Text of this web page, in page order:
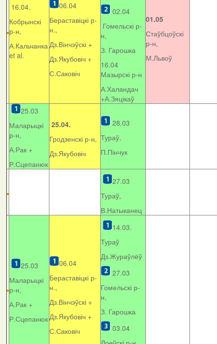
16.04.
Кобрынскі
р-н,
А.Кальчанка
et al.
06.04
Бераставіцкі р-
н.,
Дз.Вінчэўскі +
Дз.Якубовіч +
С.Саковіч
02.04
Гомельскі р-
н,
З. Гарошка
16.04
Мазырскі р-н
А.Халандач
+А.Зяцікаў
01.05
Стаўбцоўскі
р-н,
М.Львоў
25.03
Маларыцкі
р-н,
А.Рак +
Р.Сцепанюк
25.04.
Гродзенскі р-н,
Дз.Якубовіч
28.03
Тураў,
П.Пінчук
27.03
Тураў,
В.Натыканец
25.03
Маларыцкі
р-н,
А.Рак +
Р.Сцепанюк
06.04
Бераставіцкі р-
н.,
Дз.Вінчэўскі +
Дз.Якубовіч +
С.Саковіч
14.03.
Тураў
Дз.Жураўлёў
27.03
Гомельскі р-
н,
З. Гарошка
03.04